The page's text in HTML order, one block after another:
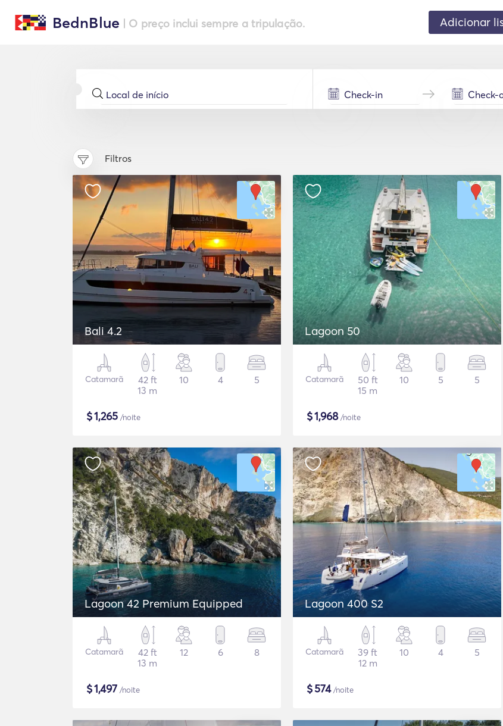
BednBlue | O preço inclui sempre a tripulação. Adicionar
Filtros
Bali 4.2
Catamarã
42 ft
13 m
10 4 5
$1,265 /noite
Lagoon 50
Catamarã
50 ft
15 m
10 5 5
$1,968/noite
Lagoon 42 Premium Equipped
Catamarã
42 ft
13 m
12 6 8
$1,497 /noite
Lagoon 400 S2
Catamarã
39 ft
12 m
10 4 5
$574/noite